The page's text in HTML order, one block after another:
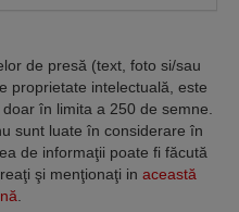
de presă (text, foto si/sau
proprietate intelectuală, este
în limita a 250 de semne.
sunt luate în considerare în
de informaţii poate fi făcută
şi menţionaţi in această